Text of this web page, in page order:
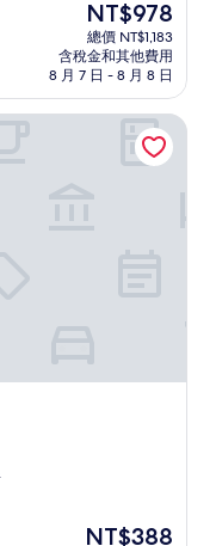
現
在
價
格
為
NT$978
NT$978
總價 NT$1,183
含稅金和其他費用
8 月 7 日 - 8 月 8 日
現
NT$388